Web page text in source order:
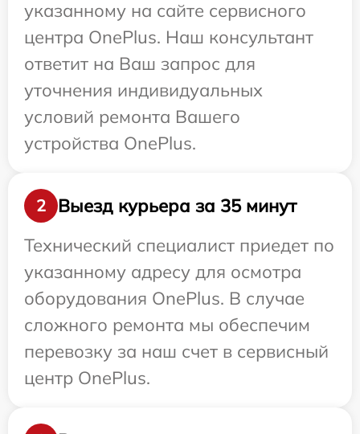
указанному на сайте сервисного
центра OnePlus. Наш консультант
ответит на Ваш запрос для
уточнения индивидуальных
условий ремонта Вашего
устройства OnePlus.
2
Выезд курьера за 35 минут
Технический специалист приедет по
указанному адресу для осмотра
оборудования OnePlus. В случае
сложного ремонта мы обеспечим
перевозку за наш счет в сервисный
центр OnePlus.